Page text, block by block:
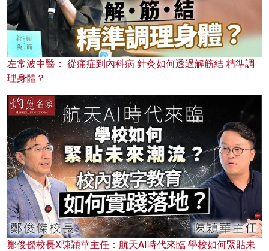
左常波中醫： 從痛症到內科病 針灸如何透過解筋結 精準調
理身體？
鄭俊傑校長X陳穎華主任：航天AI時代來臨 學校如何緊貼未